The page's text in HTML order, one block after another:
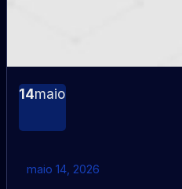
14maio
maio 14, 2026